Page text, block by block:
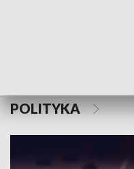
POLITYKA